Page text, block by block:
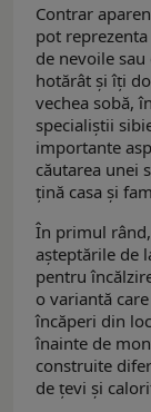
Contrar
pot
de nevoile
hotărât și îți
vechea sobă,
specialiștii
importante
căutarea unei
țină casa și
În primul
așteptările de
pentru
o variantă
încăperi din
înainte de
construite
de țevi și